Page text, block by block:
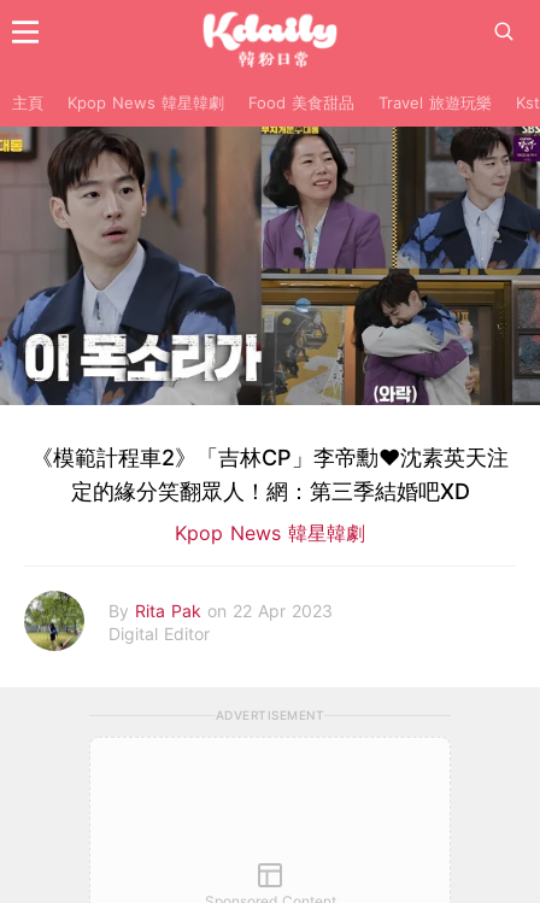
主頁 Kpop News 韓星韓劇 Food 美食甜品 Travel 旅遊玩樂
《模範計程車2》「吉林CP」李帝勳❤沈素英天注
定的緣分笑翻眾人！網：第三季結婚吧XD
Kpop News 韓星韓劇
By Rita Pak on 22 Apr 2023
Digital Editor
ADVERTISEMENT